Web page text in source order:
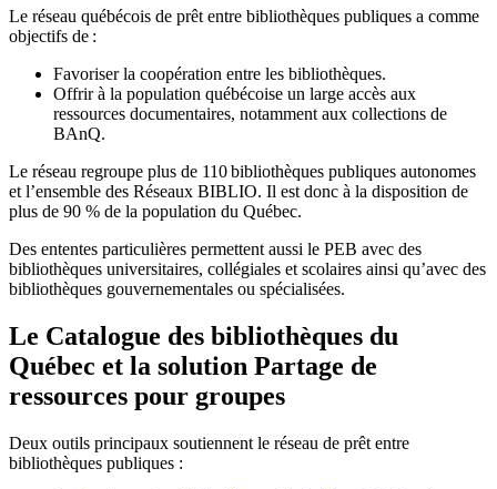
Le réseau québécois de prêt entre bibliothèques publiques a comme
objectifs de :
Favoriser la coopération entre les bibliothèques.
Offrir à la population québécoise un large accès aux
ressources documentaires, notamment aux collections de
BAnQ.
Le réseau regroupe plus de 110bibliothèques publiques autonomes
et l’ensemble des Réseaux BIBLIO. Il est donc à la disposition de
plus de 90 % de la population du Québec.
Des ententes particulières permettent aussi le PEB avec des
bibliothèques universitaires, collégiales et scolaires ainsi qu’avec des
bibliothèques gouvernementales ou spécialisées.
Le Catalogue des bibliothèques du
Québec et la solution Partage de
ressources pour groupes
Deux outils principaux soutiennent le réseau de prêt entre
bibliothèques publiques :